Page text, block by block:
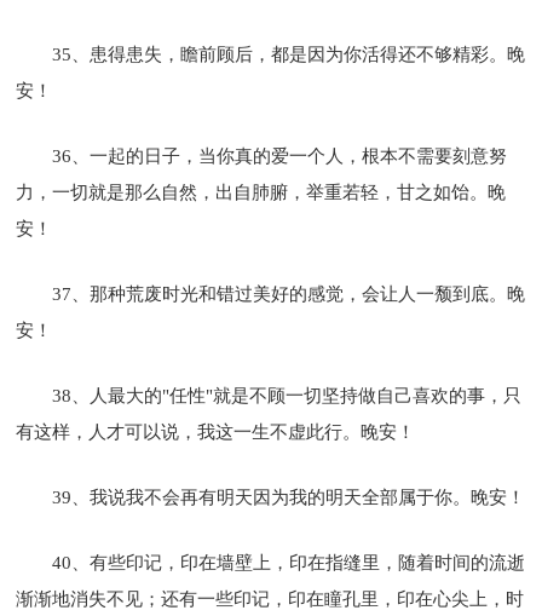
35、患得患失，瞻前顾后，都是因为你活得还不够精彩。晚
安！
36、一起的日子，当你真的爱一个人，根本不需要刻意努
力，一切就是那么自然，出自肺腑，举重若轻，甘之如饴。晚
安！
37、那种荒废时光和错过美好的感觉，会让人一颓到底。晚
安！
38、人最大的"任性"就是不顾一切坚持做自己喜欢的事，只
有这样，人才可以说，我这一生不虚此行。晚安！
39、我说我不会再有明天因为我的明天全部属于你。晚安！
40、有些印记，印在墙壁上，印在指缝里，随着时间的流逝
渐渐地消失不见；还有一些印记，印在瞳孔里，印在心尖上，时